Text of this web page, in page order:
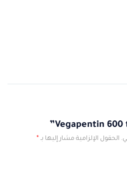
الحقول الإلزامية مشار إليها بـ *